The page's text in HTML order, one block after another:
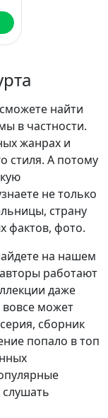
найти
в частности.
жанрах и
стиля. А потому
не только
страну
фактов, фото.
на нашем
работают
даже
вовсе может
сборник
попало в топ